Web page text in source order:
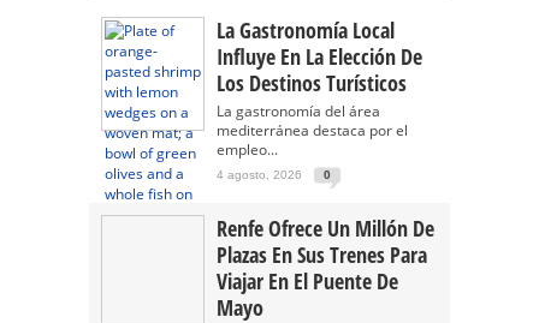
La Gastronomía Local
Influye En La Elección De
Los Destinos Turísticos
La gastronomía del área
mediterránea destaca por el
empleo...
4 agosto, 2026 0
Renfe Ofrece Un Millón De
Plazas En Sus Trenes Para
Viajar En El Puente De
Mayo